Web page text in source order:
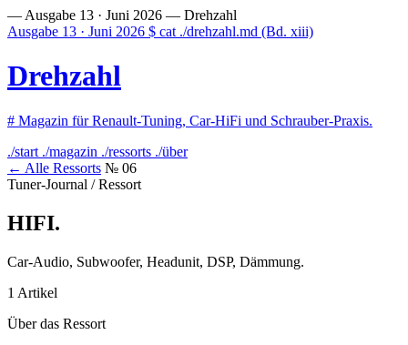
— Ausgabe 13 · Juni 2026 — Drehzahl
Ausgabe 13 · Juni 2026 $ cat ./drehzahl.md (Bd. xiii)
Drehzahl
# Magazin für Renault-Tuning, Car-HiFi und Schrauber-Praxis.
./start ./magazin ./ressorts ./über
← Alle Ressorts № 06
Tuner-Journal / Ressort
HIFI.
Car-Audio, Subwoofer, Headunit, DSP, Dämmung.
1 Artikel
Über das Ressort